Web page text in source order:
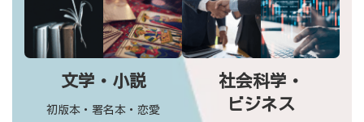
文学・小説
初版本・署名本・恋愛
社会科学・
ビジネス